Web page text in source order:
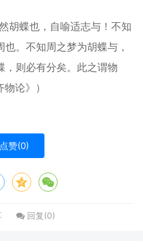
胡蝶也，自喻适志与！不知
。不知周之梦为胡蝶与，
，则必有分矣。此之谓物
论》）
赞(0)
回复(0)